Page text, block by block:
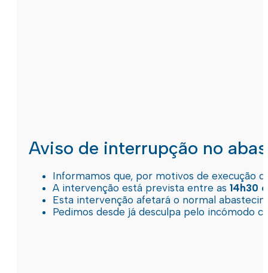
Aviso de interrupção no
Informamos que, por motivos de execução
A intervenção está prevista entre as 14h30
Esta intervenção afetará o normal
Pedimos desde já desculpa pelo incómodo